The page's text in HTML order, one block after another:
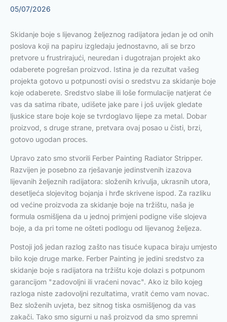
05/07/2026
Skidanje boje s lijevanog željeznog radijatora jedan je od onih
poslova koji na papiru izgledaju jednostavno, ali se brzo
pretvore u frustrirajući, neuredan i dugotrajan projekt ako
odaberete pogrešan proizvod. Istina je da rezultat vašeg
projekta gotovo u potpunosti ovisi o sredstvu za skidanje boje
koje odaberete. Sredstvo slabe ili loše formulacije natjerat će
vas da satima ribate, udišete jake pare i još uvijek gledate
ljuskice stare boje koje se tvrdoglavo lijepe za metal. Dobar
proizvod, s druge strane, pretvara ovaj posao u čisti, brzi,
gotovo ugodan proces.
Upravo zato smo stvorili Ferber Painting Radiator Stripper.
Razvijen je posebno za rješavanje jedinstvenih izazova
lijevanih željeznih radijatora: složenih krivulja, ukrasnih utora,
desetljeća slojevitog bojanja i hrđe skrivene ispod. Za razliku
od većine proizvoda za skidanje boje na tržištu, naša je
formula osmišljena da u jednoj primjeni podigne više slojeva
boje, a da pri tome ne ošteti podlogu od lijevanog željeza.
Postoji još jedan razlog zašto nas tisuće kupaca biraju umjesto
bilo koje druge marke. Ferber Painting je jedini sredstvo za
skidanje boje s radijatora na tržištu koje dolazi s potpunom
garancijom "zadovoljni ili vraćeni novac". Ako iz bilo kojeg
razloga niste zadovoljni rezultatima, vratit ćemo vam novac.
Bez složenih uvjeta, bez sitnog tiska osmišljenog da vas
zakači. Tako smo sigurni u naš proizvod da smo spremni